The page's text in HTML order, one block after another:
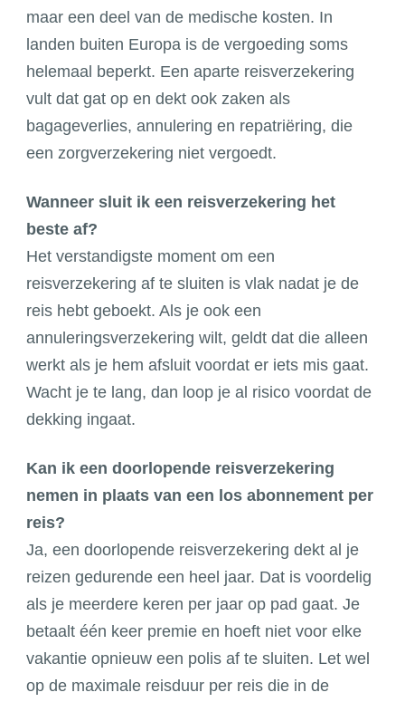
maar een deel van de medische kosten. In
landen buiten Europa is de vergoeding soms
helemaal beperkt. Een aparte reisverzekering
vult dat gat op en dekt ook zaken als
bagageverlies, annulering en repatriëring, die
een zorgverzekering niet vergoedt.
Wanneer sluit ik een reisverzekering het
beste af?
Het verstandigste moment om een
reisverzekering af te sluiten is vlak nadat je de
reis hebt geboekt. Als je ook een
annuleringsverzekering wilt, geldt dat die alleen
werkt als je hem afsluit voordat er iets mis gaat.
Wacht je te lang, dan loop je al risico voordat de
dekking ingaat.
Kan ik een doorlopende reisverzekering
nemen in plaats van een los abonnement per
reis?
Ja, een doorlopende reisverzekering dekt al je
reizen gedurende een heel jaar. Dat is voordelig
als je meerdere keren per jaar op pad gaat. Je
betaalt één keer premie en hoeft niet voor elke
vakantie opnieuw een polis af te sluiten. Let wel
op de maximale reisduur per reis die in de